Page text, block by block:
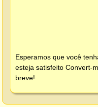
Esperamos que você
esteja satisfeito Convert-
breve!